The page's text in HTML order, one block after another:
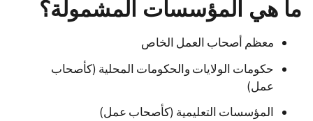
ما هي المؤسسات المشمولة؟
معظم أصحاب العمل الخاص
حكومات الولايات والحكومات المحلية (كأصحاب
عمل)
المؤسسات التعليمية (كأصحاب عمل)